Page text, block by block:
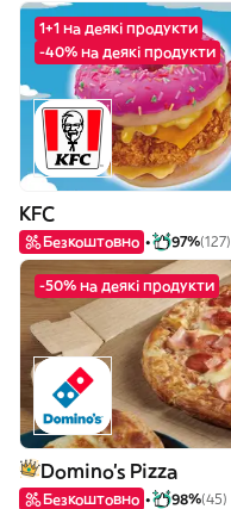
1+1 на деякі продукти
-40% на деякі продукти
KFC
Безкоштовно 97%(127)
-50% на деякі продукти
Domino's Pizza
Безкоштовно 98%(45)